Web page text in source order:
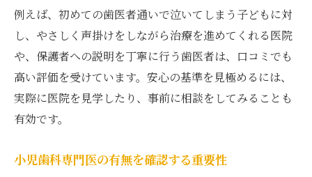
小児歯科で安心感を生むやさしい対応例
歯医者選びで重視したいやさしい接し方
子どもがリラックスできる歯医者の特徴
痛みの少ない治療と丁寧な説明がある歯医
ト
例えば、初めての歯医者通いで泣いてしまう子どもに対
し、やさしく声掛けをしながら治療を進めてくれる医院
や、保護者への説明を丁寧に行う歯医者は、口コミでも
高い評価を受けています。安心の基準を見極めるには、
実際に医院を見学したり、事前に相談をしてみることも
有効です。
小児歯科専門医の有無を確認する重要性